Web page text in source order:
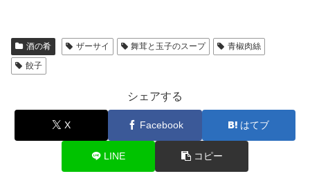
酒の肴 ザーサイ 舞茸と玉子のスープ
青椒肉絲
餃子
シェアする
X Facebook はてブ
LINE コピー